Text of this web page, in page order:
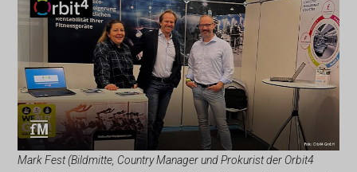
Mark Fest (Bildmitte, Country Manager und Prokurist der Orbit4